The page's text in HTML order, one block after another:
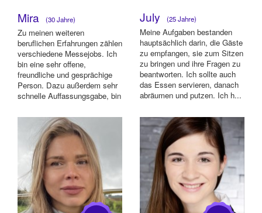
Mira (30 Jahre)
Zu meinen weiteren
beruflichen Erfahrungen zählen
verschiedene Messejobs. Ich
bin eine sehr offene,
freundliche und gesprächige
Person. Dazu außerdem sehr
schnelle Auffassungsgabe, bin
July (25 Jahre)
Meine Aufgaben bestanden
hauptsächlich darin, die Gäste
zu empfangen, sie zum Sitzen
zu bringen und ihre Fragen zu
beantworten. Ich sollte auch
das Essen servieren, danach
abräumen und putzen. Ich h...